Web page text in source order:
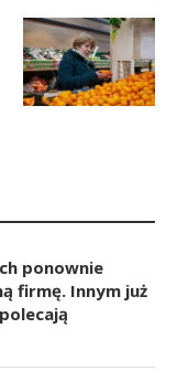
ponownie
firmę. Innym już